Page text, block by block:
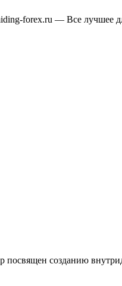
forex.ru — Все лучшее
посвящен созданию